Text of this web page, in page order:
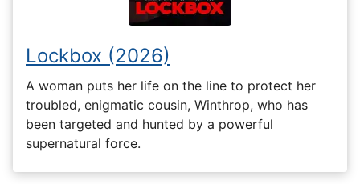
Lockbox (2026)
A woman puts her life on the line to protect her
troubled, enigmatic cousin, Winthrop, who has
been targeted and hunted by a powerful
supernatural force.